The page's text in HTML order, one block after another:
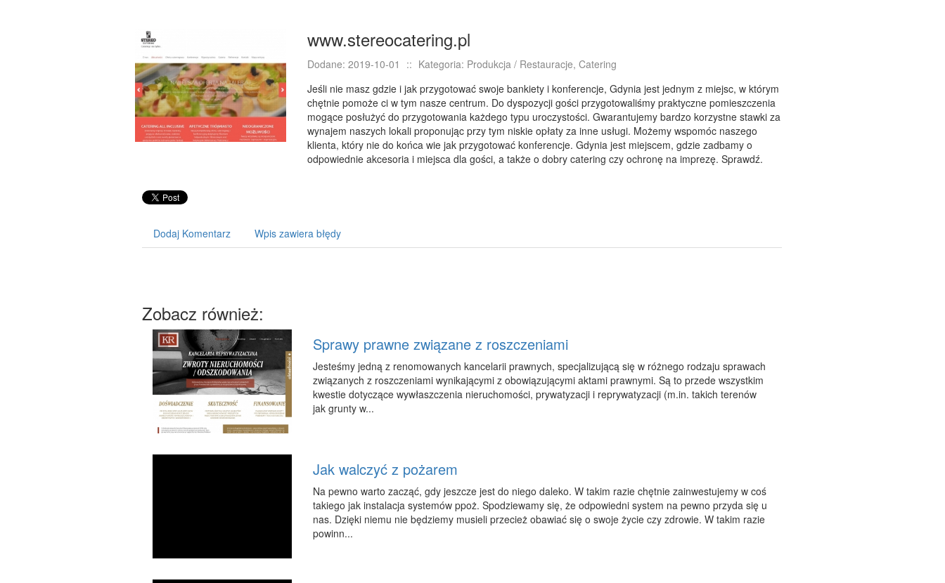
www.stereocatering.pl
Dodane: 2019-10-01 :: Kategoria: Produkcja / Restauracje, Catering
Jeśli nie masz gdzie i jak przygotować swoje bankiety i konferencje, Gdynia jest jednym z miejsc, w którym
chętnie pomoże ci w tym nasze centrum. Do dyspozycji gości przygotowaliśmy praktyczne pomieszczenia
mogące posłużyć do przygotowania każdego typu uroczystości. Gwarantujemy bardzo korzystne stawki za
wynajem naszych lokali proponując przy tym niskie opłaty za inne usługi. Możemy wspomóc naszego
klienta, który nie do końca wie jak przygotować konferencje. Gdynia jest miejscem, gdzie zadbamy o
odpowiednie akcesoria i miejsca dla gości, a także o dobry catering czy ochronę na imprezę. Sprawdź.
Dodaj Komentarz Wpis zawiera błędy
Zobacz również:
Sprawy prawne związane z roszczeniami
Jesteśmy jedną z renomowanych kancelarii prawnych, specjalizującą się w różnego rodzaju sprawach
związanych z roszczeniami wynikającymi z obowiązującymi aktami prawnymi. Są to przede wszystkim
kwestie dotyczące wywłaszczenia nieruchomości, prywatyzacji i reprywatyzacji (m.in. takich terenów
jak grunty w...
Jak walczyć z pożarem
Na pewno warto zacząć, gdy jeszcze jest do niego daleko. W takim razie chętnie zainwestujemy w coś
takiego jak instalacja systemów ppoż. Spodziewamy się, że odpowiedni system na pewno przyda się u
nas. Dzięki niemu nie będziemy musieli przecież obawiać się o swoje życie czy zdrowie. W takim razie
powinn...